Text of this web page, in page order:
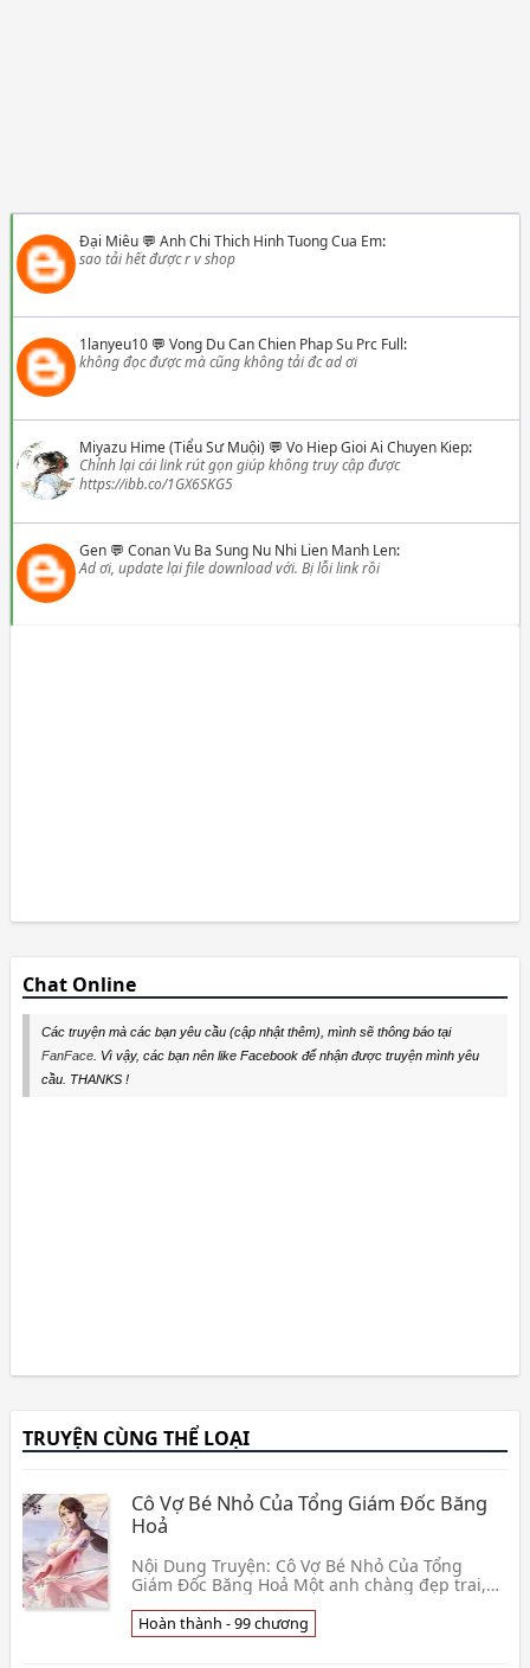
Đại Miêu💬 Anh Chi Thich Hinh Tuong Cua Em:
sao tải hết được r v shop
1lanyeu10💬 Vong Du Can Chien Phap Su Prc Full:
không đọc được mà cũng không tải đc ad ơi
Miyazu Hime (Tiểu Sư Muội) 💬 Vo Hiep Gioi Ai Chuyen Kiep:
Chỉnh lại cái link rút gọn giúp không truy cập được
https://ibb.co/1GX6SKG5
Gen💬 Conan Vu Ba Sung Nu Nhi Lien Manh Len:
Ad ơi, update lại file download với. Bị lỗi link rồi
Chat Online
Các truyện mà các bạn yêu cầu (cập nhật thêm), mình sẽ thông báo tại
FanFace. Vì vậy, các bạn nên like Facebook để nhận được truyện mình yêu
cầu. THANKS !
TRUYỆN CÙNG THỂ LOẠI
Cô Vợ Bé Nhỏ Của Tổng Giám Đốc Băng
Hoả
Nội Dung Truyện: Cô Vợ Bé Nhỏ Của Tổng
Giám Đốc Băng Hoả Một anh chàng đẹp trai,
tiếng với bao cô👦 Ái Ước
Hoàn thành - 99 chương